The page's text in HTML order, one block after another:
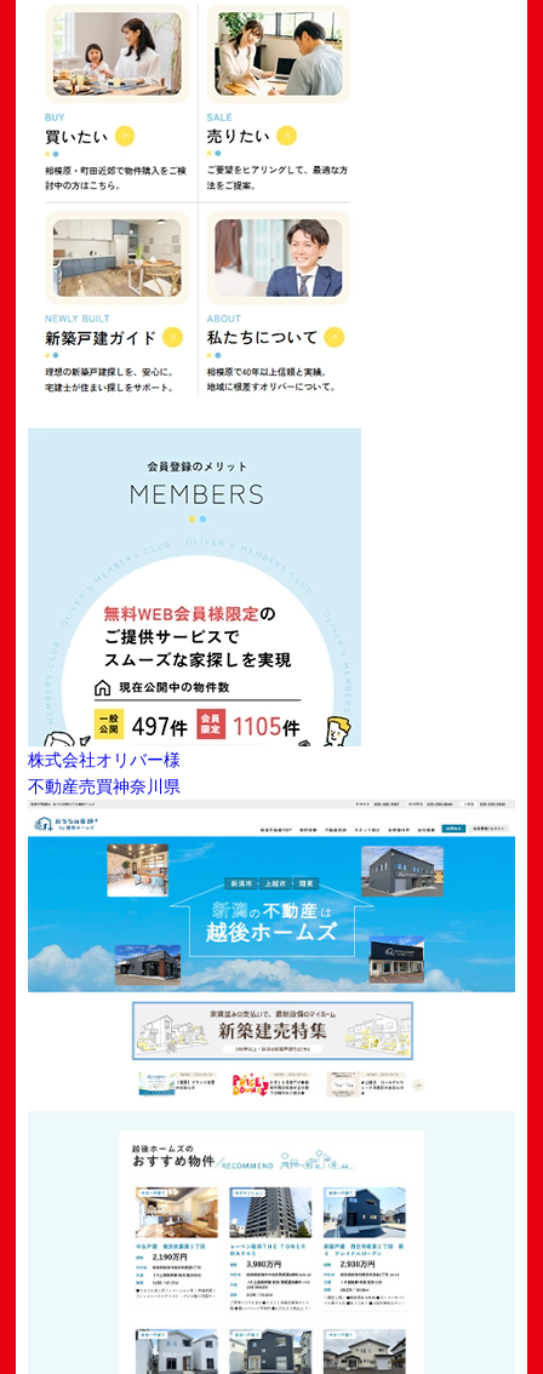
株式会社オリバー様
不動産売買神奈川県